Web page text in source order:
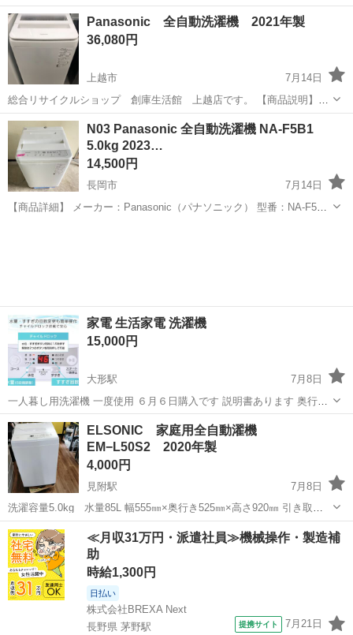
ています】 「掲載されている品物について、ぜひお譲りいただきたく
ご連絡いたしました。」 「取引の日時・場所について、ご希望に合わ
せますので、お譲りいただきた...
新潟 新潟市 生活家電 AQR
Panasonic 全自動洗濯機 2021年製
36,080円
上越市
7月14日
総合リサイクルショップ 創庫生活館 上越店です。 【商品説明】
Panasonicの全自動洗濯機になります。 NA-FA70H9 7.0㎏ サイズ：
幅56.4㎝ 奥行57.3㎝ 高さ102.1㎝ 当店に...
新潟 上越市 Panasonic
N03 Panasonic 全自動洗濯機 NA-F5B1
5.0kg 2023…
14,500円
長岡市
7月14日
【商品詳細】 メーカー：Panasonic（パナソニック） 型番：NA-F5B1
家電 生活家電 洗濯機
15,000円
大形駅
7月8日
一人暮し用洗濯機 一度使用 ６月６日購入です 説明書あります 奥行き
約５０㌢ 横約４５㌢ 作業着やお子様の部活着 ペット用品など洗えま
す
新潟 新潟市 生活家電
ELSONIC 家庭用全自動濯機
EM−L50S2 2020年製
4,000円
見附駅
7月8日
洗濯容量5.0kg 水量85L 幅555㎜×奥行き525㎜×高さ920㎜ 引き取り
場所↓ 〒9540057 新潟県見附市新町1丁目2ー10 リサイクルショップみ
つけた！ ※アポ無しで来られても店舗にはない為即お売り出来ませ...
新潟 見附市 見附駅 生活家電
≪月収31万円・派遣社員≫機械操作・製造補
助
時給1,300円
日払い
株式会社BREXA Next
長野県 茅野駅
提携サイト 7月21日